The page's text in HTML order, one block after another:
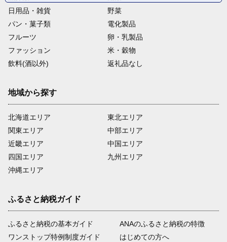
日用品・雑貨
野菜
パン・菓子類
電化製品
フルーツ
卵・乳製品
ファッション
米・穀物
飲料(酒以外)
返礼品なし
地域から探す
北海道エリア
関東エリア
近畿エリア
四国エリア
沖縄エリア
東北エリア
中部エリア
中国エリア
九州エリア
ふるさと納税ガイド
ふるさと納税の基本ガイド
ワンストップ特例制度ガイド
ANAのふるさと納税の特徴
はじめての方へ